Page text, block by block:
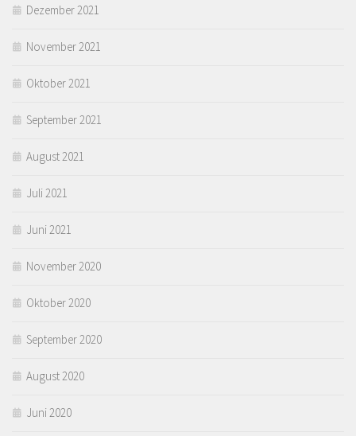
Dezember 2021
November 2021
Oktober 2021
September 2021
August 2021
Juli 2021
Juni 2021
November 2020
Oktober 2020
September 2020
August 2020
Juni 2020